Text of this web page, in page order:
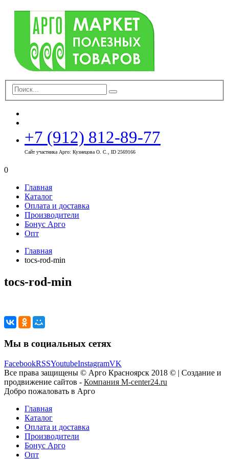
+7 (912) 812-89-77
Сайт участника Арго: Кузнецова О. С., ID 2569166
0
Главная
Каталог
Оплата и доставка
Производители
Бонус Арго
Опт
Главная
tocs-rod-min
tocs-rod-min
Мы в социальных сетях
FacebookRSSYoutubeInstagramVK
Все права защищены © Арго Красноярск 2018 © | Создание и
продвижение сайтов - Компания M-center24.ru
Добро пожаловать в Арго
Главная
Каталог
Оплата и доставка
Производители
Бонус Арго
Опт